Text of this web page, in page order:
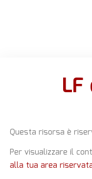
LF
Questa risorsa è
Per visualizzare il
alla tua area